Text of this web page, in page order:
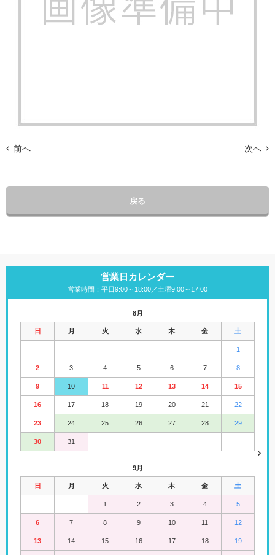
前へ 次へ
戻る
営業日カレンダー
営業時間：平日9:00～18:00／土曜9:00～17:00
8月
日 月 火 水 木 金 土
1
2 3 4 5 6 7 8
9 10 11 12 13 14 15
16 17 18 19 20 21 22
23 24 25 26 27 28 29
30 31
9月
日 月 火 水 木 金 土
1 2 3 4 5
6 7 8 9 10 11 12
13 14 15 16 17 18 19